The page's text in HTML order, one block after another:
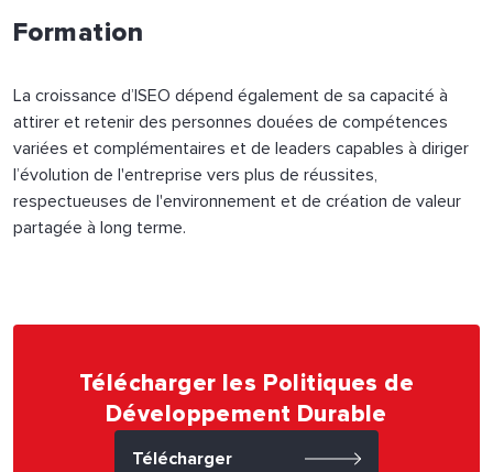
Formation
La croissance d’ISEO dépend également de sa capacité à
attirer et retenir des personnes douées de compétences
variées et complémentaires et de leaders capables à diriger
l’évolution de l'entreprise vers plus de réussites,
respectueuses de l'environnement et de création de valeur
partagée à long terme.
Télécharger les Politiques de
Développement Durable
Télécharger